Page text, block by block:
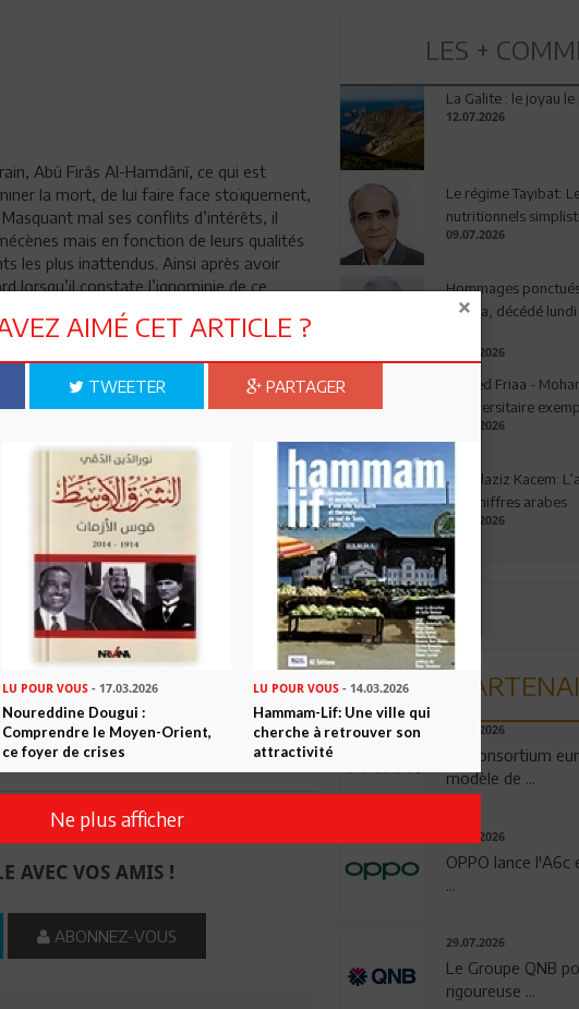
Abû Firâs Al-Hamdânî, ce qui est
la mort, de lui faire face stoïquement,
mal ses conflits d’intérêts, il
mais en fonction de leurs qualités
les plus inattendus. Ainsi après avoir
lorsqu’il constate l’ignominie de ce
accessibles au public francophone,
un plaisir de lecture rare, qui
traduit de l’arabe, présenté et
AVEC VOS AMIS !
ABONNEZ-VOUS
LES +
La Galite : le joyau
12.07.2026
Le régime Tayibat:
nutritionnels
09.07.2026
Hommages
Amara, décédé
03.08.2026
Ahmed Friaa -
l’Universitaire
04.08.2026
Abdelaziz Kacem:
aux chiffres arabes
09.07.2026
06.08.2026
Un consortium
modèle de ...
04.08.2026
OPPO lance l'A6c
...
29.07.2026
Le Groupe QNB
rigoureuse ...
AIMÉ CET ARTICLE ?
TWEETER PARTAGER
LU POUR VOUS - 17.03.2026
Noureddine Dougui :
Comprendre le Moyen-Orient,
ce foyer de crises
LU POUR VOUS- 14.03.2026
Hammam-Lif: Une ville qui
cherche à retrouver son
attractivité
Ne plus afficher